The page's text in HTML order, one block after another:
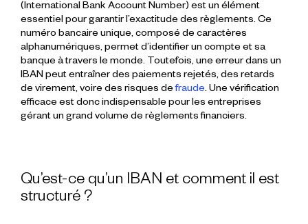
(International Bank Account Number) est un élément
essentiel pour garantir l’exactitude des règlements. Ce
numéro bancaire unique, composé de caractères
alphanumériques, permet d’identifier un compte et sa
banque à travers le monde. Toutefois, une erreur dans un
IBAN peut entraîner des paiements rejetés, des retards
de virement, voire des risques defraude. Une vérification
efficace est donc indispensable pour les entreprises
gérant un grand volume de règlements financiers.
Qu’est-ce qu’un IBAN et comment il est
structuré ?